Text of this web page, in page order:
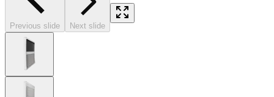
Previous slide Next slide